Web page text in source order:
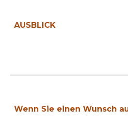
AUSBLICK
Wenn Sie einen Wunsch